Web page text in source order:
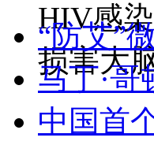
HIV感
损害大
“防艾”
马丁·哥
中国首